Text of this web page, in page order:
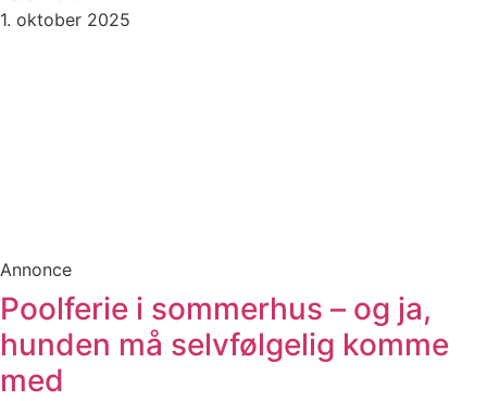
1. oktober 2025
Annonce
Poolferie i sommerhus – og ja,
hunden må selvfølgelig komme
med